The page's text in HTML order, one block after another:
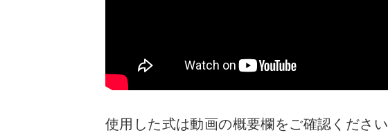
使用した式は動画の概要欄をご確認ください